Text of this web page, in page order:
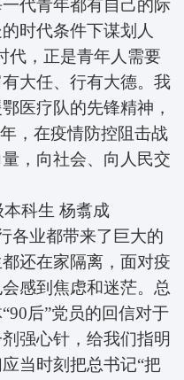
代青年都有自己的际
时代条件下谋划人
代，正是青年人需要
大任、行有大德。我
医疗队的先锋精神，
，在疫情防控阻击战
，向社会、向人民交
科生 杨翥成
业都带来了巨大的
还在家隔离，面对疫
感到焦虑和迷茫。总
后”党员的回信对于
强心针，给我们指明
当时刻把总书记“把